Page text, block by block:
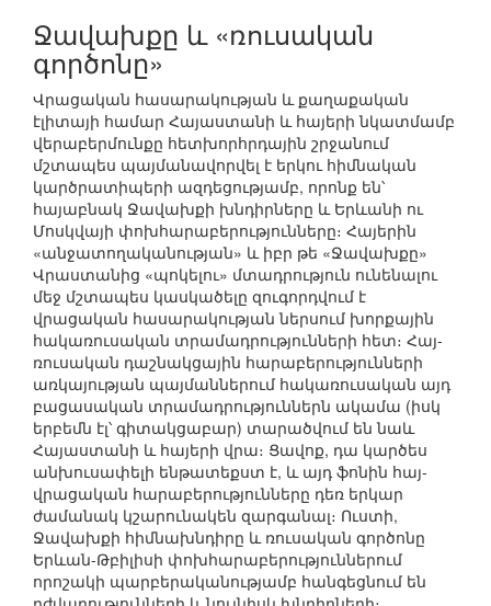
Ջավախքը և «ռուսական
գործոնը»
Վրացական հասարակության և քաղաքական
էլիտայի համար Հայաստանի և հայերի նկատմամբ
վերաբերմունքը հետխորհրդային շրջանում
մշտապես պայմանավորվել է երկու հիմնական
կարծրատիպերի ազդեցությամբ, որոնք են՝
հայաբնակ Ջավախքի խնդիրները և Երևանի ու
Մոսկվայի փոխհարաբերությունները։ Հայերին
«անջատողականության» և իբր թե «Ջավախքը»
Վրաստանից «պոկելու» մտադրություն ունենալու
մեջ մշտապես կասկածելը զուգորդվում է
վրացական հասարակության ներսում խորքային
հակառուսական տրամադրությունների հետ։ Հայ-
ռուսական դաշնակցային հարաբերությունների
առկայության պայմաններում հակառուսական այդ
բացասական տրամադրություններն ակամա (իսկ
երբեմն էլ՝ գիտակցաբար) տարածվում են նաև
Հայաստանի և հայերի վրա։ Ցավոք, դա կարծես
անխուսափելի ենթատեքստ է, և այդ ֆոնին հայ-
վրացական հարաբերությունները դեռ երկար
ժամանակ կշարունակեն զարգանալ։ Ուստի,
Ջավախքի հիմնախնդիրը և ռուսական գործոնը
Երևան-Թբիլիսի փոխհարաբերություններում
որոշակի պարբերականությամբ հանգեցնում են